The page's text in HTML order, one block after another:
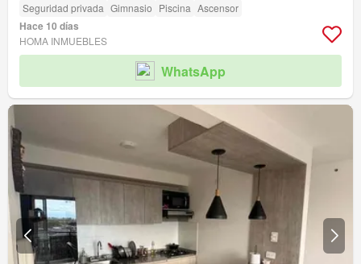
Seguridad privada Gimnasio Piscina Ascensor
Hace 10 días
HOMA INMUEBLES
WhatsApp